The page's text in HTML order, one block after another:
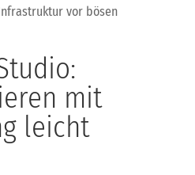
vor bösen
mit
leicht